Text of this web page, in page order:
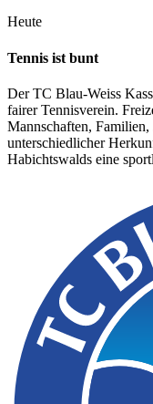
Heute
Tennis ist bunt
Der TC Blau-Weiss
fairer Tennisverein.
Mannschaften,
unterschiedlicher
Habichtswalds eine